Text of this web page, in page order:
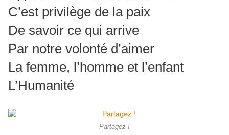
C’est privilège de la paix
De savoir ce qui arrive
Par notre volonté d’aimer
La femme, l’homme et l’enfant
L’Humanité
Partagez !